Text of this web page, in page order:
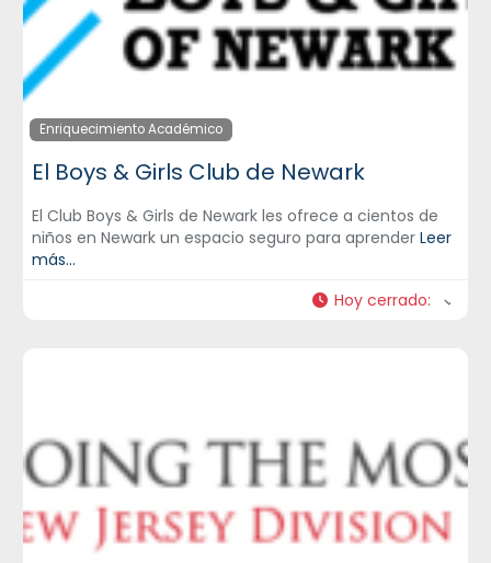
Enriquecimiento Académico
El Boys & Girls Club de Newark
El Club Boys & Girls de Newark les ofrece a cientos de
niños en Newark un espacio seguro para aprender Leer
más...
Hoy cerrado: